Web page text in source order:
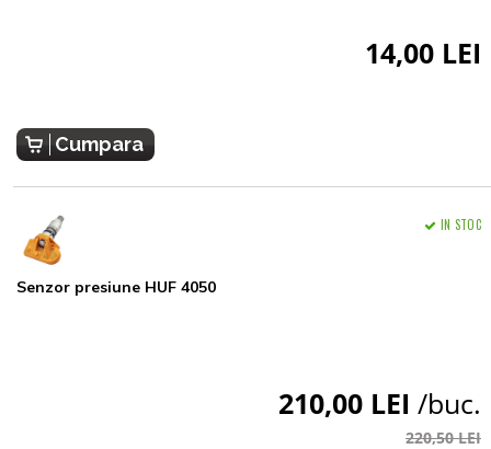
14,00 LEI
Cumpara
Senzor presiune HUF 4050
IN STOC
210,00 LEI /buc.
220,50 LEI